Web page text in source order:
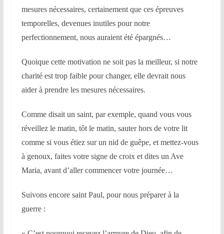
mesures nécessaires, certainement que ces épreuves
temporelles, devenues inutiles pour notre
perfectionnement, nous auraient été épargnés…
Quoique cette motivation ne soit pas la meilleur, si notre
charité est trop faible pour changer, elle devrait nous
aider à prendre les mesures nécessaires.
Comme disait un saint, par exemple, quand vous vous
réveillez le matin, tôt le matin, sauter hors de votre lit
comme si vous étiez sur un nid de guêpe, et mettez-vous
à genoux, faites votre signe de croix et dites un Ave
Maria, avant d’aller commencer votre journée…
Suivons encore saint Paul, pour nous préparer à la
guerre :